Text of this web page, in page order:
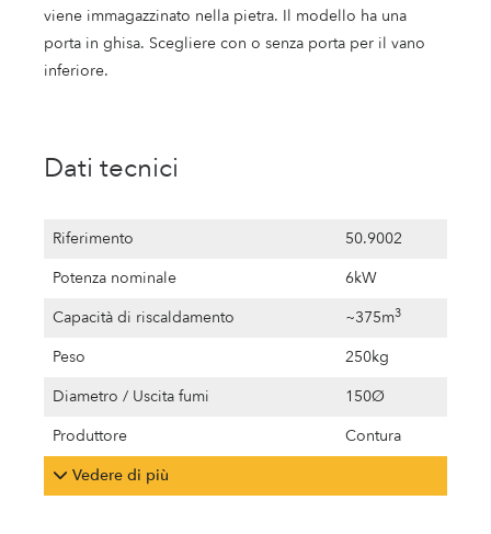
viene immagazzinato nella pietra. Il modello ha una
porta in ghisa. Scegliere con o senza porta per il vano
inferiore.
Dati tecnici
Riferimento
50.9002
Potenza nominale
6kW
Capacità di riscaldamento
~375m3
Peso
250kg
Diametro / Uscita fumi
150Ø
Produttore
Contura
Vedere di più